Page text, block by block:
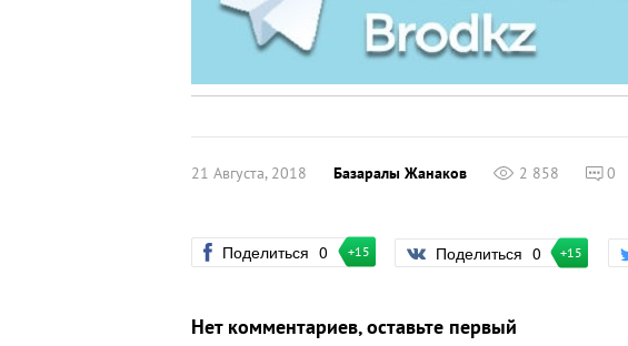
21 Августа, 2018 Базаралы Жанаков 2 858 0
Поделиться 0 +15 Поделиться 0 +15
Нет комментариев, оставьте первый